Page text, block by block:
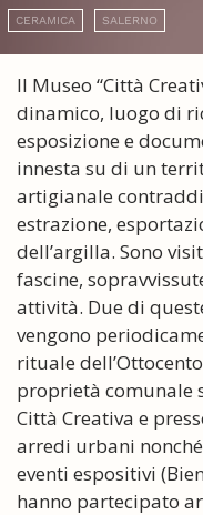
CERAMICA SALERNO
Il Museo “Città
dinamico, luogo di
esposizione e
innesta su di un
artigianale
estrazione,
dell’argilla. Sono
fascine,
attività. Due di
vengono
rituale
proprietà comunale
Città Creativa e
arredi urbani
eventi espositivi
hanno partecipato